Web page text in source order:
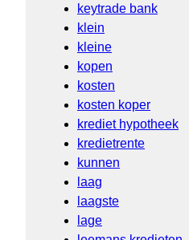
keytrade bank
klein
kleine
kopen
kosten
kosten koper
krediet hypotheek
kredietrente
kunnen
laag
laagste
lage